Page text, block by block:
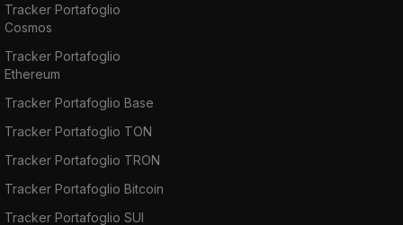
Tracker Portafoglio
Cosmos
Tracker Portafoglio
Ethereum
Tracker Portafoglio Base
Tracker Portafoglio TON
Tracker Portafoglio TRON
Tracker Portafoglio Bitcoin
Tracker Portafoglio SUI